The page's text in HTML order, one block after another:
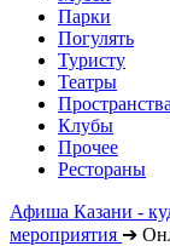
Парки
Погулять
Туристу
Театры
Пространства
Клубы
Прочее
Рестораны
Афиша Казани -
мероприятия ➔